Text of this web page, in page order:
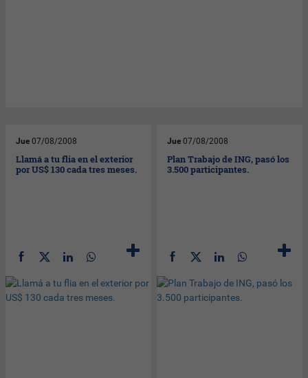
Jue 07/08/2008
Llamá a tu flia en el exterior
por US$ 130 cada tres meses.
Jue 07/08/2008
Plan Trabajo de ING, pasó los
3.500 participantes.